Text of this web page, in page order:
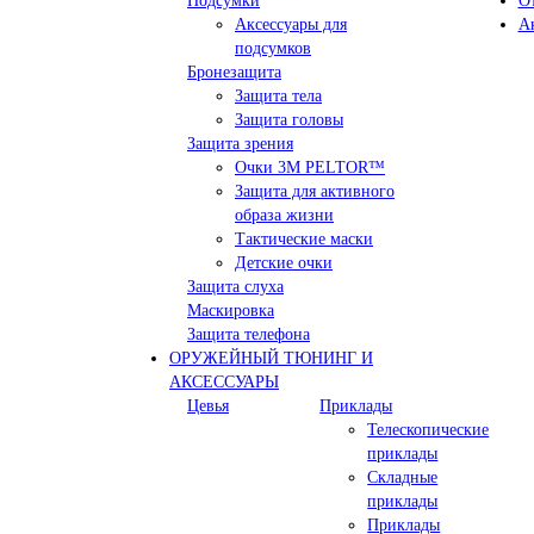
Аксессуары для
подсумков
Бронезащита
Защита тела
Защита головы
Защита зрения
Очки 3М PELTOR™
Защита для активного
образа жизни
Тактические маски
Детские очки
Защита слуха
Маскировка
Защита телефона
ОРУЖЕЙНЫЙ ТЮНИНГ И
АКСЕССУАРЫ
Цевья
Приклады
Телескопические
приклады
Складные
приклады
Приклады